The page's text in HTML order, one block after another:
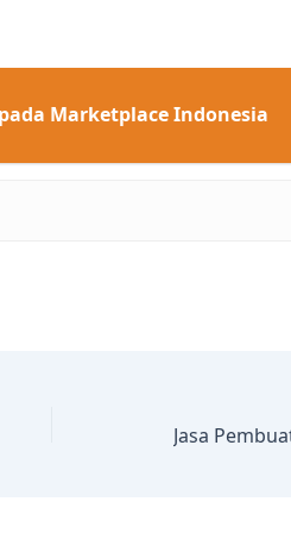
Marketplace Indonesia